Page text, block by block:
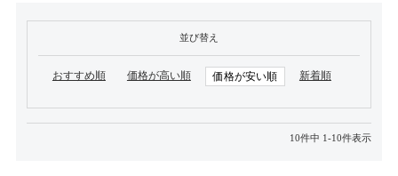
並び替え
おすすめ順 価格が高い順 価格が安い順 新着順
10件中 1-10件表示